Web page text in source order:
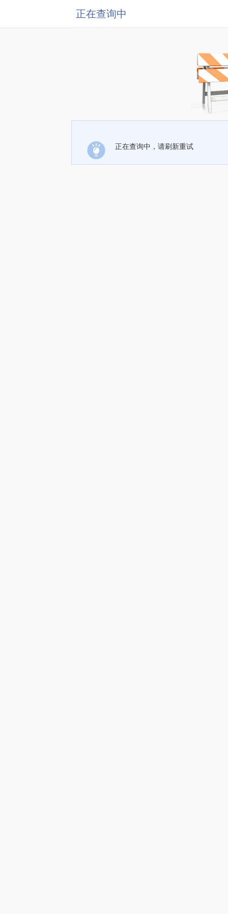
正在查询中
正在查询中，请刷新重试